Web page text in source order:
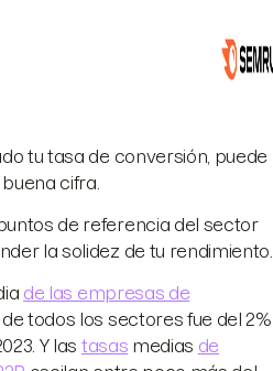
tu tasa de conversión, puede
cifra.
de referencia del sector
la solidez de tu rendimiento.
de las empresas de
todos los sectores fue del 2%
Y las tasas medias de